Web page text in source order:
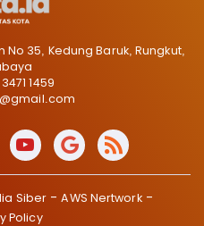
35, Kedung Baruk, Rungkut,
1459
Siber
AWS Nertwork
Policy